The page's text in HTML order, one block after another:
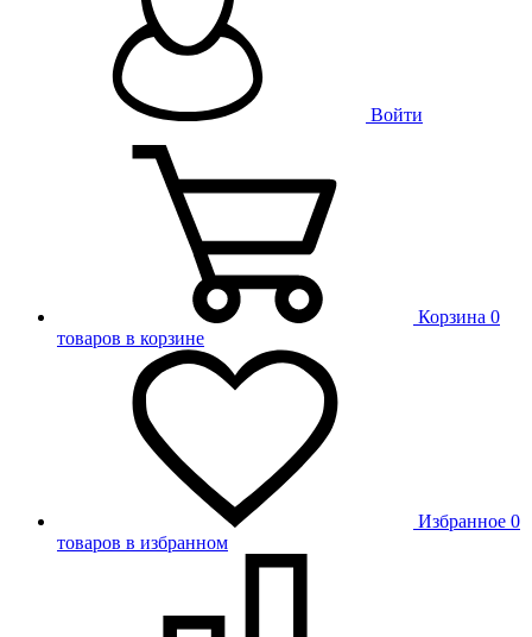
Войти
Корзина 0
товаров в корзине
Избранное 0
товаров в избранном